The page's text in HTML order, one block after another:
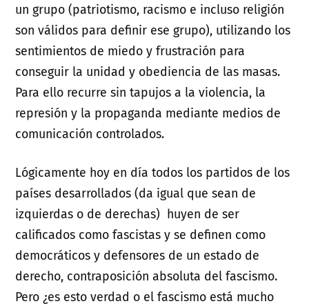
un grupo (patriotismo, racismo e incluso religión
son válidos para definir ese grupo), utilizando los
sentimientos de miedo y frustración para
conseguir la unidad y obediencia de las masas.
Para ello recurre sin tapujos a la violencia, la
represión y la propaganda mediante medios de
comunicación controlados.
Lógicamente hoy en día todos los partidos de los
países desarrollados (da igual que sean de
izquierdas o de derechas) huyen de ser
calificados como fascistas y se definen como
democráticos y defensores de un estado de
derecho, contraposición absoluta del fascismo.
Pero ¿es esto verdad o el fascismo está mucho